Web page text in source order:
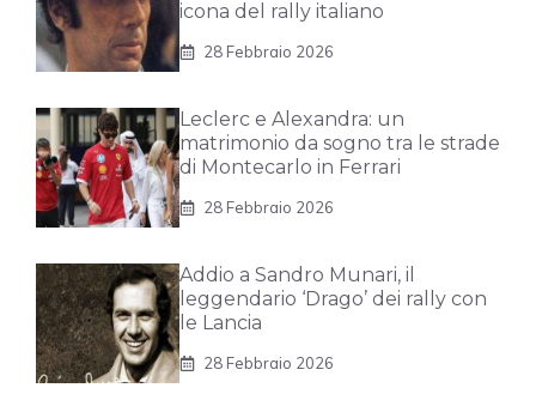
icona del rally italiano
28 Febbraio 2026
Leclerc e Alexandra: un
matrimonio da sogno tra le strade
di Montecarlo in Ferrari
28 Febbraio 2026
Addio a Sandro Munari, il
leggendario ‘Drago’ dei rally con
le Lancia
28 Febbraio 2026